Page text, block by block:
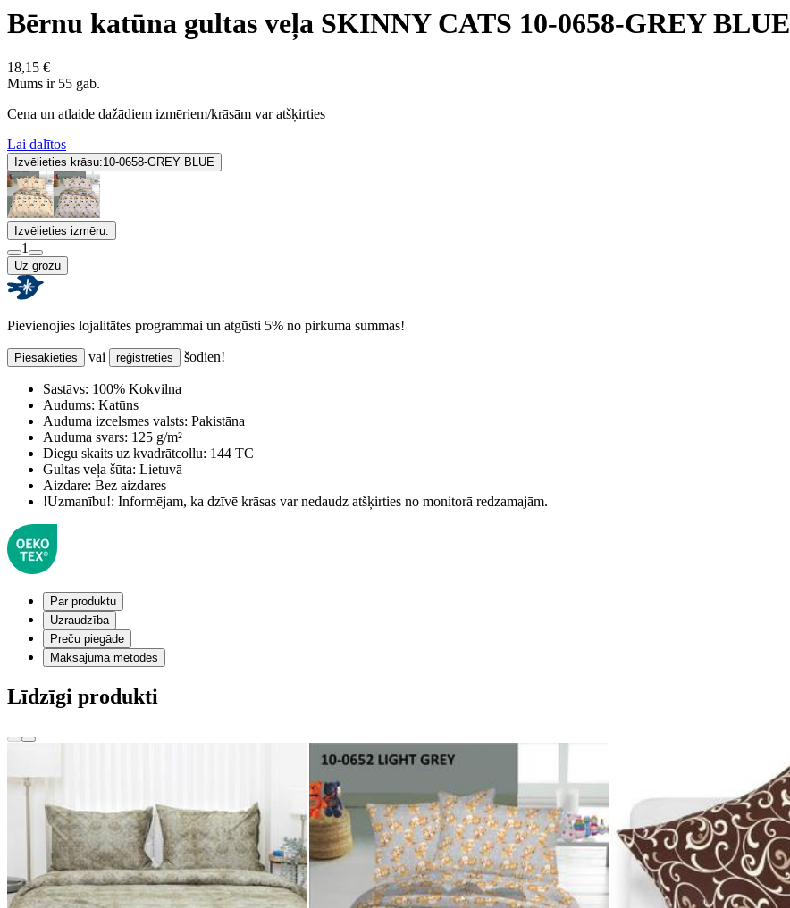
Bērnu katūna gultas veļa SKINNY CATS 10-0658-GREY BLUE
18,15 €
Mums ir 55 gab.
Cena un atlaide dažādiem izmēriem/krāsām var atšķirties
Lai dalītos
Izvēlieties krāsu:10-0658-GREY BLUE
Izvēlieties izmēru:
1
Uz grozu
Pievienojies lojalitātes programmai un atgūsti 5% no pirkuma summas!
Piesakieties vai reģistrēties šodien!
Sastāvs: 100% Kokvilna
Audums: Katūns
Auduma izcelsmes valsts: Pakistāna
Auduma svars: 125 g/m²
Diegu skaits uz kvadrātcollu: 144 TC
Gultas veļa šūta: Lietuvā
Aizdare: Bez aizdares
!Uzmanību!: Informējam, ka dzīvē krāsas var nedaudz atšķirties no monitorā redzamajām.
Par produktu
Uzraudzība
Preču piegāde
Maksājuma metodes
Līdzīgi produkti